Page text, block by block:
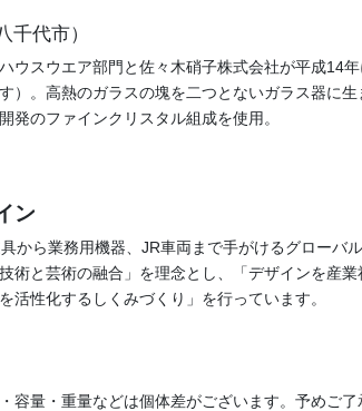
千代市）
ウスウエア部門と佐々木硝子株式会社が平成14
）。高熱のガラスの塊を二つとないガラス器に
発のファインクリスタル組成を使用。
ン
から業務用機器、JR車両まで手がけるグローバ
術と芸術の融合」を理念とし、「デザインを産
活性化するしくみづくり」を行っています。
容量・重量などは個体差がございます。予めご了